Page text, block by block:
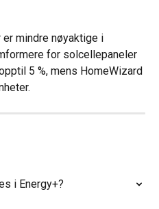
mindre nøyaktige i
for solcellepaneler
5 %, mens HomeWizard
i Energy+?